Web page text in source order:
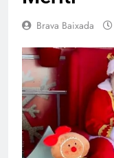
Brava Baixada